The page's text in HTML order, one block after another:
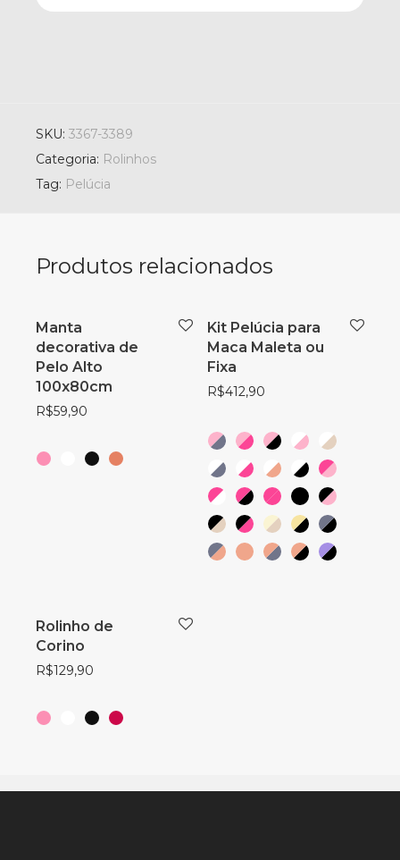
SKU: 3367-3389
Categoria: Rolinhos
Tag: Pelúcia
Produtos relacionados
Manta
decorativa de
Pelo Alto
100x80cm
R$59,90
Kit Pelúcia para
Maca Maleta ou
Fixa
R$412,90
Rolinho de
Corino
R$129,90